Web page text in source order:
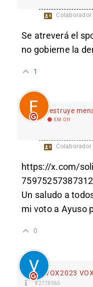
Colaborador
Se atreverá el
no gobierne la
1
destruye
EM Off
Colaborador
https://x.com/
Un saludo a
mi voto a Ayuso
0
VOX2023 VOX
#2778565